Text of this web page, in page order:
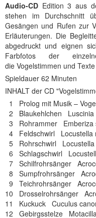
Audio-CD Edition 3 aus
stehen im Durchschnitt
Gesängen und Rufen zur
Erläuterungen. Die
abgedruckt und eignen
Farbfotos der
die Vogelstimmen und
Spieldauer 62 Minuten
INHALT der CD
1 Prolog mit Musik –
2 Blaukehlchen
3 Rohrammer Emberiza
4 Feldschwirl Locustella
5 Rohrschwirl
6 Schlagschwirl
7 Schilfrohrsänger
8 Sumpfrohrsänger
9 Teichrohrsänger
10 Drosselrohrsänger
11 Kuckuck Cuculus
12 Gebirgsstelze